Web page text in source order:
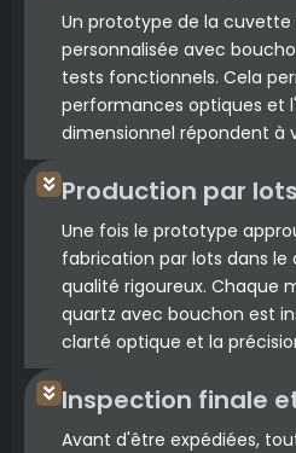
Un prototype de la cuvette
personnalisée avec
tests fonctionnels. Cela
performances optiques et
dimensionnel répondent à
Production par lots
Une fois le prototype
fabrication par lots dans
qualité rigoureux. Chaque
quartz avec bouchon est
clarté optique et la
Inspection finale
Avant d'être expédiées,